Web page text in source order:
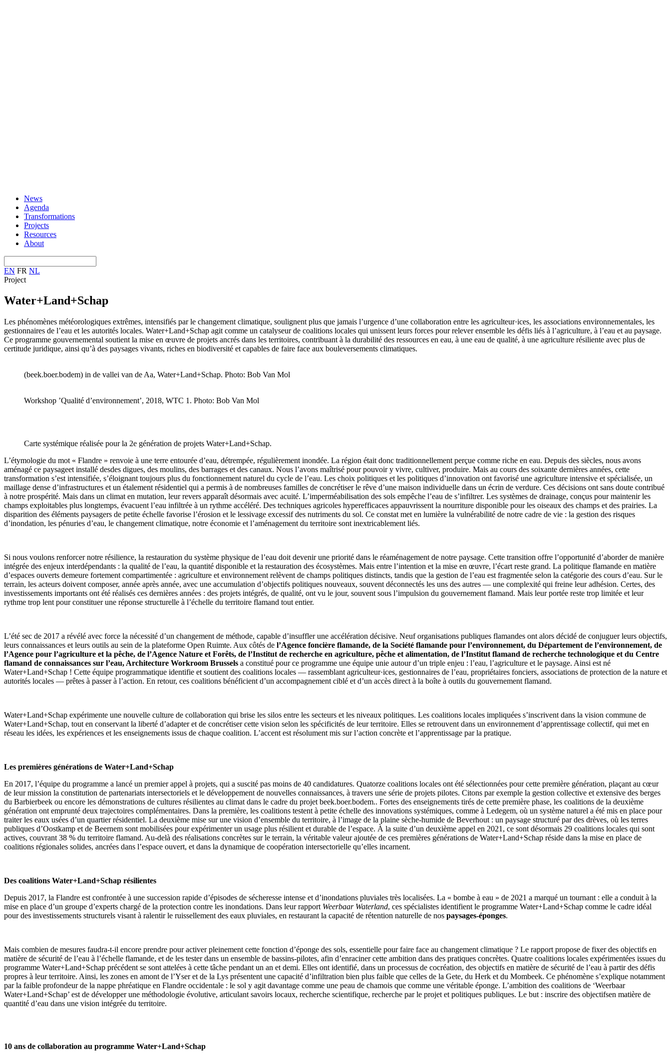
News
Agenda
Transformations
Projects
Resources
About
EN FR NL
Project
Water+Land+Schap
Les phénomènes météorologiques extrêmes, intensifiés par le changement climatique, soulignent plus que jamais l’urgence d’une collaboration entre les agriculteur·ices, les associations environnementales, les
gestionnaires de l’eau et les autorités locales. Water+Land+Schap agit comme un catalyseur de coalitions locales qui unissent leurs forces pour relever ensemble les défis liés à l’agriculture, à l’eau et au paysage.
Ce programme gouvernemental soutient la mise en œuvre de projets ancrés dans les territoires, contribuant à la durabilité des ressources en eau, à une eau de qualité, à une agriculture résiliente avec plus de
certitude juridique, ainsi qu’à des paysages vivants, riches en biodiversité et capables de faire face aux bouleversements climatiques.
(beek.boer.bodem) in de vallei van de Aa, Water+Land+Schap. Photo: Bob Van Mol
Workshop ’Qualité d’environnement’, 2018, WTC 1. Photo: Bob Van Mol
Carte systémique réalisée pour la 2e génération de projets Water+Land+Schap.
L’étymologie du mot « Flandre » renvoie à une terre entourée d’eau, détrempée, régulièrement inondée. La région était donc traditionnellement perçue comme riche en eau. Depuis des siècles, nous avons
aménagé ce paysageet installé desdes digues, des moulins, des barrages et des canaux. Nous l’avons maîtrisé pour pouvoir y vivre, cultiver, produire. Mais au cours des soixante dernières années, cette
transformation s’est intensifiée, s’éloignant toujours plus du fonctionnement naturel du cycle de l’eau. Les choix politiques et les politiques d’innovation ont favorisé une agriculture intensive et spécialisée, un
maillage dense d’infrastructures et un étalement résidentiel qui a permis à de nombreuses familles de concrétiser le rêve d’une maison individuelle dans un écrin de verdure. Ces décisions ont sans doute contribué
à notre prospérité. Mais dans un climat en mutation, leur revers apparaît désormais avec acuité. L’imperméabilisation des sols empêche l’eau de s’infiltrer. Les systèmes de drainage, conçus pour maintenir les
champs exploitables plus longtemps, évacuent l’eau infiltrée à un rythme accéléré. Des techniques agricoles hyperefficaces appauvrissent la nourriture disponible pour les oiseaux des champs et des prairies. La
disparition des éléments paysagers de petite échelle favorise l’érosion et le lessivage excessif des nutriments du sol. Ce constat met en lumière la vulnérabilité de notre cadre de vie : la gestion des risques
d’inondation, les pénuries d’eau, le changement climatique, notre économie et l’aménagement du territoire sont inextricablement liés.
Si nous voulons renforcer notre résilience, la restauration du système physique de l’eau doit devenir une priorité dans le réaménagement de notre paysage. Cette transition offre l’opportunité d’aborder de manière
intégrée des enjeux interdépendants : la qualité de l’eau, la quantité disponible et la restauration des écosystèmes. Mais entre l’intention et la mise en œuvre, l’écart reste grand. La politique flamande en matière
d’espaces ouverts demeure fortement compartimentée : agriculture et environnement relèvent de champs politiques distincts, tandis que la gestion de l’eau est fragmentée selon la catégorie des cours d’eau. Sur le
terrain, les acteurs doivent composer, année après année, avec une accumulation d’objectifs politiques nouveaux, souvent déconnectés les uns des autres — une complexité qui freine leur adhésion. Certes, des
investissements importants ont été réalisés ces dernières années : des projets intégrés, de qualité, ont vu le jour, souvent sous l’impulsion du gouvernement flamand. Mais leur portée reste trop limitée et leur
rythme trop lent pour constituer une réponse structurelle à l’échelle du territoire flamand tout entier.
L’été sec de 2017 a révélé avec force la nécessité d’un changement de méthode, capable d’insuffler une accélération décisive. Neuf organisations publiques flamandes ont alors décidé de conjuguer leurs objectifs,
leurs connaissances et leurs outils au sein de la plateforme Open Ruimte. Aux côtés de l’Agence foncière flamande, de la Société flamande pour l’environnement, du Département de l’environnement, de
l’Agence pour l’agriculture et la pêche, de l’Agence Nature et Forêts, de l’Institut de recherche en agriculture, pêche et alimentation, de l’Institut flamand de recherche technologique et du Centre
flamand de connaissances sur l’eau, Architecture Workroom Brussels a constitué pour ce programme une équipe unie autour d’un triple enjeu : l’eau, l’agriculture et le paysage. Ainsi est né
Water+Land+Schap ! Cette équipe programmatique identifie et soutient des coalitions locales — rassemblant agriculteur·ices, gestionnaires de l’eau, propriétaires fonciers, associations de protection de la nature et
autorités locales — prêtes à passer à l’action. En retour, ces coalitions bénéficient d’un accompagnement ciblé et d’un accès direct à la boîte à outils du gouvernement flamand.
Water+Land+Schap expérimente une nouvelle culture de collaboration qui brise les silos entre les secteurs et les niveaux politiques. Les coalitions locales impliquées s’inscrivent dans la vision commune de
Water+Land+Schap, tout en conservant la liberté d’adapter et de concrétiser cette vision selon les spécificités de leur territoire. Elles se retrouvent dans un environnement d’apprentissage collectif, qui met en
réseau les idées, les expériences et les enseignements issus de chaque coalition. L’accent est résolument mis sur l’action concrète et l’apprentissage par la pratique.
Les premières générations de Water+Land+Schap
En 2017, l’équipe du programme a lancé un premier appel à projets, qui a suscité pas moins de 40 candidatures. Quatorze coalitions locales ont été sélectionnées pour cette première génération, plaçant au cœur
de leur mission la constitution de partenariats intersectoriels et le développement de nouvelles connaissances, à travers une série de projets pilotes. Citons par exemple la gestion collective et extensive des berges
du Barbierbeek ou encore les démonstrations de cultures résilientes au climat dans le cadre du projet beek.boer.bodem.. Fortes des enseignements tirés de cette première phase, les coalitions de la deuxième
génération ont emprunté deux trajectoires complémentaires. Dans la première, les coalitions testent à petite échelle des innovations systémiques, comme à Ledegem, où un système naturel a été mis en place pour
traiter les eaux usées d’un quartier résidentiel. La deuxième mise sur une vision d’ensemble du territoire, à l’image de la plaine sèche-humide de Beverhout : un paysage structuré par des drèves, où les terres
publiques d’Oostkamp et de Beernem sont mobilisées pour expérimenter un usage plus résilient et durable de l’espace. À la suite d’un deuxième appel en 2021, ce sont désormais 29 coalitions locales qui sont
actives, couvrant 38 % du territoire flamand. Au-delà des réalisations concrètes sur le terrain, la véritable valeur ajoutée de ces premières générations de Water+Land+Schap réside dans la mise en place de
coalitions régionales solides, ancrées dans l’espace ouvert, et dans la dynamique de coopération intersectorielle qu’elles incarnent.
Des coalitions Water+Land+Schap résilientes
Depuis 2017, la Flandre est confrontée à une succession rapide d’épisodes de sécheresse intense et d’inondations pluviales très localisées. La « bombe à eau » de 2021 a marqué un tournant : elle a conduit à la
mise en place d’un groupe d’experts chargé de la protection contre les inondations. Dans leur rapport Weerbaar Waterland, ces spécialistes identifient le programme Water+Land+Schap comme le cadre idéal
pour des investissements structurels visant à ralentir le ruissellement des eaux pluviales, en restaurant la capacité de rétention naturelle de nos paysages-éponges.
Mais combien de mesures faudra-t-il encore prendre pour activer pleinement cette fonction d’éponge des sols, essentielle pour faire face au changement climatique ? Le rapport propose de fixer des objectifs en
matière de sécurité de l’eau à l’échelle flamande, et de les tester dans un ensemble de bassins-pilotes, afin d’enraciner cette ambition dans des pratiques concrètes. Quatre coalitions locales expérimentées issues du
programme Water+Land+Schap précédent se sont attelées à cette tâche pendant un an et demi. Elles ont identifié, dans un processus de cocréation, des objectifs en matière de sécurité de l’eau à partir des défis
propres à leur territoire. Ainsi, les zones en amont de l’Yser et de la Lys présentent une capacité d’infiltration bien plus faible que celles de la Gete, du Herk et du Mombeek. Ce phénomène s’explique notamment
par la faible profondeur de la nappe phréatique en Flandre occidentale : le sol y agit davantage comme une peau de chamois que comme une véritable éponge. L’ambition des coalitions de ‘Weerbaar
Water+Land+Schap’ est de développer une méthodologie évolutive, articulant savoirs locaux, recherche scientifique, recherche par le projet et politiques publiques. Le but : inscrire des objectifsen matière de
quantité d’eau dans une vision intégrée du territoire.
10 ans de collaboration au programme Water+Land+Schap